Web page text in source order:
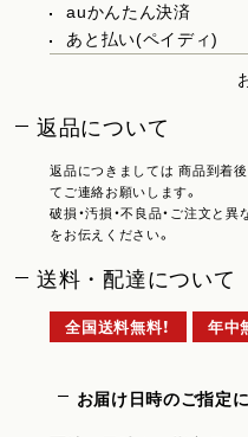
auかんたん決済
あと払い(ペイディ)
返品について
返品につきましては 商品到着
てご連絡お願いします。
破損・汚損・不良品・ご注文と
をお伝えください。
送料・配達について
全国送料無料！ 年中
お届け日時のご指定